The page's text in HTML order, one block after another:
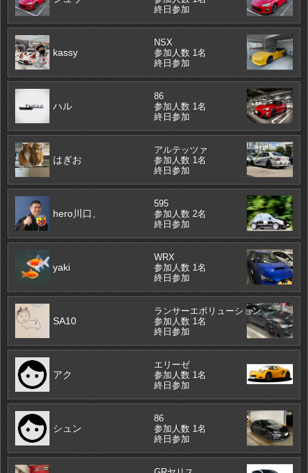
終日参加
kassy
NSX
参加人数 1名
終日参加
ハル
86
参加人数 1名
終日参加
はぎお
アルテッツァ
参加人数 1名
終日参加
hero川口、
595
参加人数 2名
終日参加
yaki
WRX
参加人数 1名
終日参加
SA10
ランサーエボリューション
参加人数 1名
終日参加
アク
エリーゼ
参加人数 1名
終日参加
シュン
86
参加人数 1名
終日参加